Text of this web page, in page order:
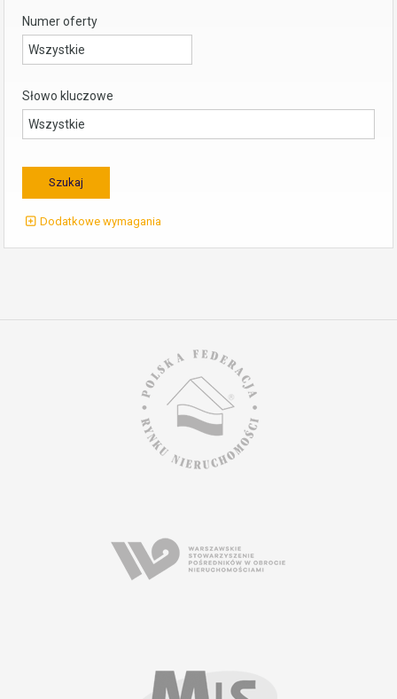
Numer oferty
Słowo kluczowe
Dodatkowe wymagania